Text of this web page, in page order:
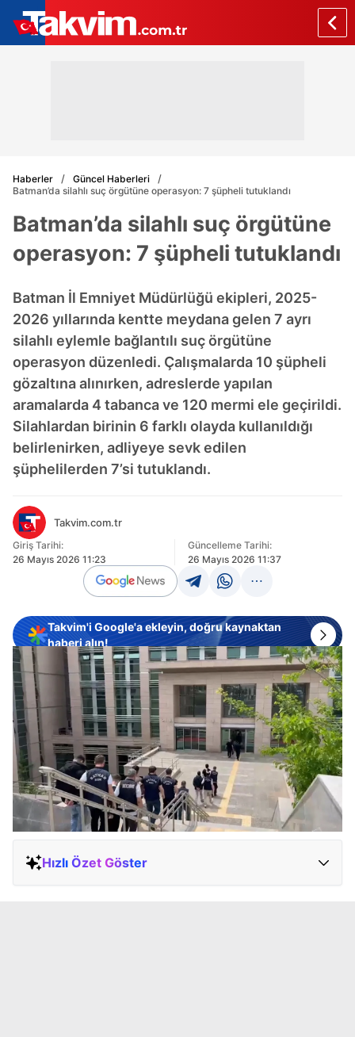
Haberler
Güncel Haberleri
Batman’da silahlı suç örgütüne operasyon: 7 şüpheli tutuklandı
Batman’da silahlı suç örgütüne
operasyon: 7 şüpheli tutuklandı
Batman İl Emniyet Müdürlüğü ekipleri, 2025-
2026 yıllarında kentte meydana gelen 7 ayrı
silahlı eylemle bağlantılı suç örgütüne
operasyon düzenledi. Çalışmalarda 10 şüpheli
gözaltına alınırken, adreslerde yapılan
aramalarda 4 tabanca ve 120 mermi ele geçirildi.
Silahlardan birinin 6 farklı olayda kullanıldığı
belirlenirken, adliyeye sevk edilen
şüphelilerden 7’si tutuklandı.
Takvim.com.tr
Giriş Tarihi:
26 Mayıs 2026 11:23
Güncelleme Tarihi:
26 Mayıs 2026 11:37
Takvim'i Google'a ekleyin, doğru kaynaktan
haberi alın!
Hızlı Özet Göster